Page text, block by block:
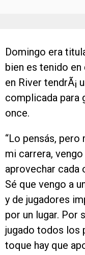
Domingo era
bien es tenido en
en River tendrÃ¡
complicada para
once.
“Lo pensás,
mi carrera,
aprovechar cada
Sé que vengo a
y de jugadores
por un lugar. Por
jugado todos los
toque hay que